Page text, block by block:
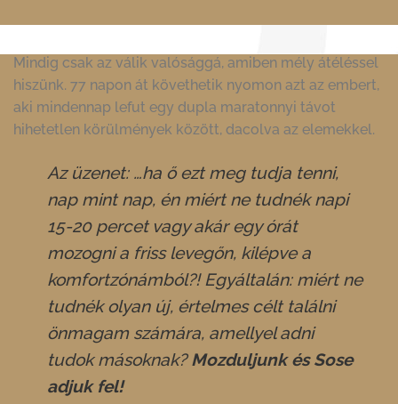
Mindig csak az válik valósággá, amiben mély átéléssel
hiszünk. 77 napon át követhetik nyomon azt az embert,
aki mindennap lefut egy dupla maratonnyi távot
hihetetlen körülmények között, dacolva az elemekkel.
Az üzenet: …ha ő ezt meg tudja tenni,
nap mint nap, én miért ne tudnék napi
15-20 percet vagy akár egy órát
mozogni a friss levegőn, kilépve a
komfortzónámból?! Egyáltalán: miért ne
tudnék olyan új, értelmes célt találni
önmagam számára, amellyel adni
tudok másoknak?Mozduljunk és Sose
adjuk fel!